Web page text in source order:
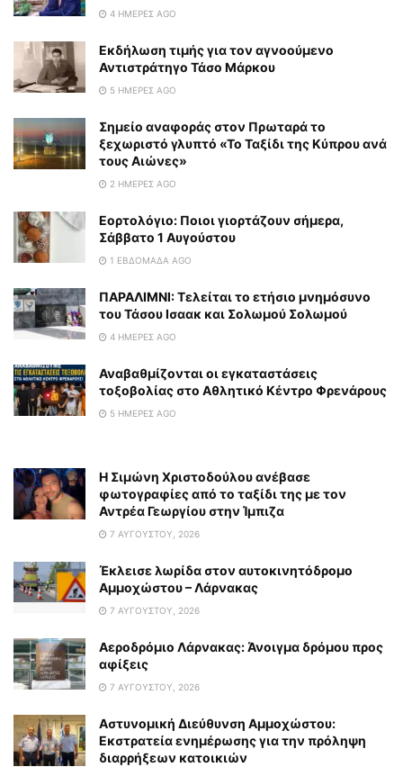
4 ΗΜΈΡΕΣ AGO
Εκδήλωση τιμής για τον αγνοούμενο
Αντιστράτηγο Τάσο Μάρκου
5 ΗΜΈΡΕΣ AGO
Σημείο αναφοράς στον Πρωταρά το
ξεχωριστό γλυπτό «Το Ταξίδι της Κύπρου ανά
τους Αιώνες»
2 ΗΜΈΡΕΣ AGO
Εορτολόγιο: Ποιοι γιορτάζουν σήμερα,
Σάββατο 1 Αυγούστου
1 ΕΒΔΟΜΆΔΑ AGO
ΠΑΡΑΛΙΜΝΙ: Τελείται το ετήσιο μνημόσυνο
του Τάσου Ισαακ και Σολωμού Σολωμού
4 ΗΜΈΡΕΣ AGO
Αναβαθμίζονται οι εγκαταστάσεις
τοξοβολίας στο Αθλητικό Κέντρο Φρενάρους
5 ΗΜΈΡΕΣ AGO
Η Σιμώνη Χριστοδούλου ανέβασε
φωτογραφίες από το ταξίδι της με τον
Αντρέα Γεωργίου στην Ίμπιζα
7 ΑΥΓΟΎΣΤΟΥ, 2026
Έκλεισε λωρίδα στον αυτοκινητόδρομο
Αμμοχώστου – Λάρνακας
7 ΑΥΓΟΎΣΤΟΥ, 2026
Αεροδρόμιο Λάρνακας: Άνοιγμα δρόμου προς
αφίξεις
7 ΑΥΓΟΎΣΤΟΥ, 2026
Αστυνομική Διεύθυνση Αμμοχώστου:
Εκστρατεία ενημέρωσης για την πρόληψη
διαρρήξεων κατοικιών